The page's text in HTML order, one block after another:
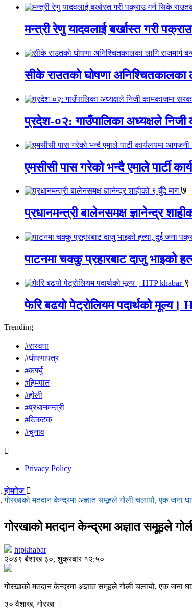
मन्त्री रेणु यादवलाई बर्खास्त गरी
सीके राउतको घोषणा अनिश्चितकालका
प्रदेश-०२: गाउँपालिका अध्यक्षले
एमसीसी पास गरेको भन्दै एमाले पार्टी
७
प्रधानमन्त्री बालेनसमक्ष ज्ञानेन्द्र
पाटनमा चक्कु प्रहारबाट दाजु भाइको
९
फेरि बढयो पेट्रोलियम पदार्थको
Trending
#रास्वपा
#घोषणापत्र
#कर्फ्यु
#हिमपात
#होली
#प्रधानमन्त्री
#टिकटक
#चुनाव
Privacy Policy
होमपेज
गोरखाको मतदान केन्द्रमा अज्ञात समूहले गोली चलायो, एक जना
गोरखाको मतदान केन्द्रमा अज्ञात समूहले
htpkhabar
२०७९ बैशाख ३०, शुक्रबार १२:५०
गोरखाको मतदान केन्द्रमा अज्ञात समूहले गोली चलायो, एक जना
३० वैशाख, गोरखा ।